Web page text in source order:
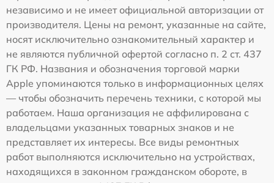
независимо и не имеет официальной авторизации от
производителя. Цены на ремонт, указанные на сайте,
носят исключительно ознакомительный характер и
не являются публичной офертой согласно п. 2 ст. 437
ГК РФ. Названия и обозначения торговой марки
Apple упоминаются только в информационных целях
— чтобы обозначить перечень техники, с которой мы
работаем. Наша организация не аффилирована с
владельцами указанных товарных знаков и не
представляет их интересы. Все виды ремонтных
работ выполняются исключительно на устройствах,
находящихся в законном гражданском обороте, в